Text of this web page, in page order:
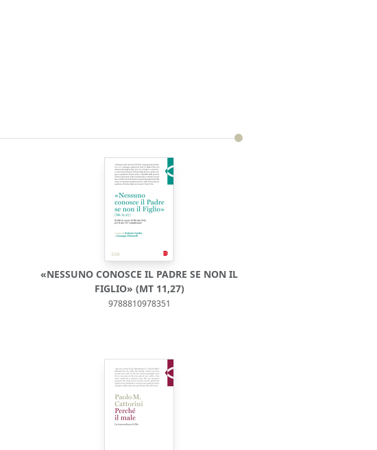
«NESSUNO CONOSCE IL PADRE SE NON IL
FIGLIO» (MT 11,27)
9788810978351